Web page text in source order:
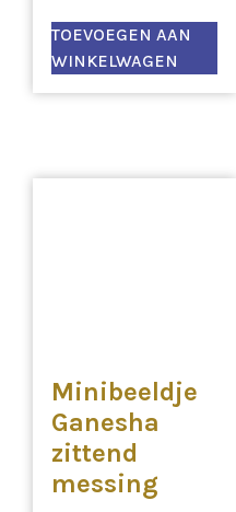
TOEVOEGEN AAN
WINKELWAGEN
Minibeeldje
Ganesha
zittend
messing